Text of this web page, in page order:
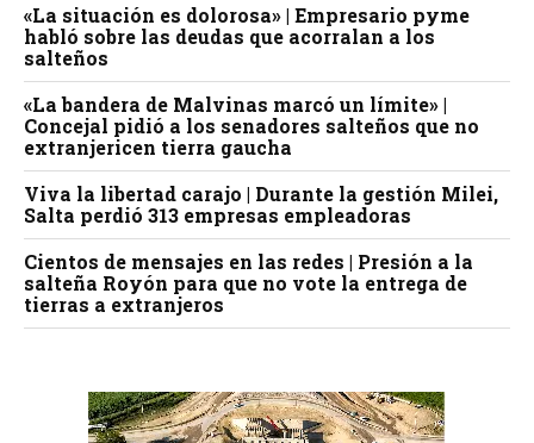
«La situación es dolorosa» | Empresario pyme
habló sobre las deudas que acorralan a los
salteños
«La bandera de Malvinas marcó un límite» |
Concejal pidió a los senadores salteños que no
extranjericen tierra gaucha
Viva la libertad carajo | Durante la gestión Milei,
Salta perdió 313 empresas empleadoras
Cientos de mensajes en las redes | Presión a la
salteña Royón para que no vote la entrega de
tierras a extranjeros